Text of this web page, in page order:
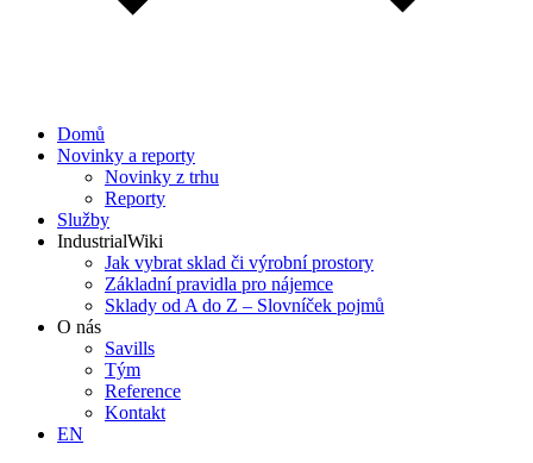
Domů
Novinky a reporty
Novinky z trhu
Reporty
Služby
IndustrialWiki
Jak vybrat sklad či výrobní prostory
Základní pravidla pro nájemce
Sklady od A do Z – Slovníček pojmů
O nás
Savills
Tým
Reference
Kontakt​
EN